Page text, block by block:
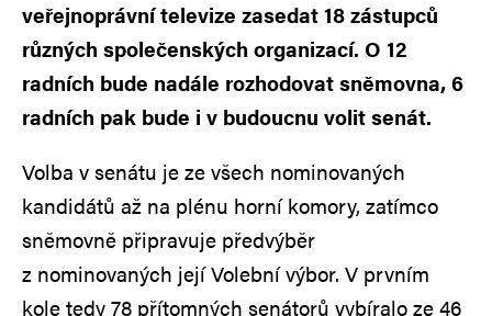
veřejnoprávní televize zasedat 18 zástupců
různých společenských organizací. O 12
radních bude nadále rozhodovat sněmovna, 6
radních pak bude i v budoucnu volit senát.
Volba v senátu je ze všech nominovaných
kandidátů až na plénu horní komory, zatímco
sněmovně připravuje předvýběr
z nominovaných její Volební výbor. V prvním
kole tedy 78 přítomných senátorů vybíralo ze 46